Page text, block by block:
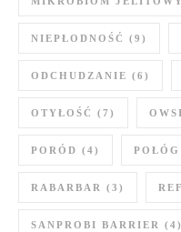
NIEPŁODNOŚĆ (9)
ODCHUDZANIE (6)
OTYŁOŚĆ (7)
PORÓD (4) POŁÓG
RABARBAR (3)
SANPROBI BARRIER (4)